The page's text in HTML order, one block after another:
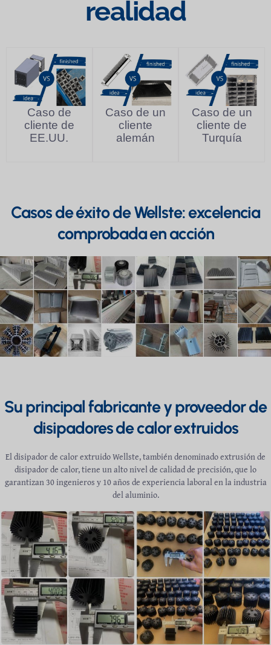
realidad
Caso de
cliente de
EE.UU.
Caso de un
cliente
alemán
Caso de un
cliente de
Turquía
Casos de éxito de Wellste: excelencia
comprobada en acción
Su principal fabricante y proveedor de
disipadores de calor extruidos
El disipador de calor extruido Wellste, también denominado extrusión de
disipador de calor, tiene un alto nivel de calidad de precisión, que lo
garantizan 30 ingenieros y 10 años de experiencia laboral en la industria
del aluminio.